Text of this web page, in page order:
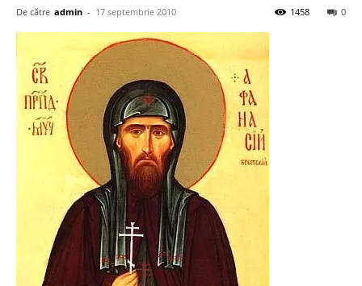
De către admin - 17 septembrie 2010 0
1458